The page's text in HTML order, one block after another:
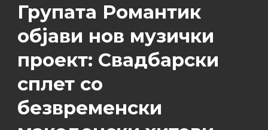
Групата Романтик
објави нов музички
проект: Свадбарски
сплет со
безвременски